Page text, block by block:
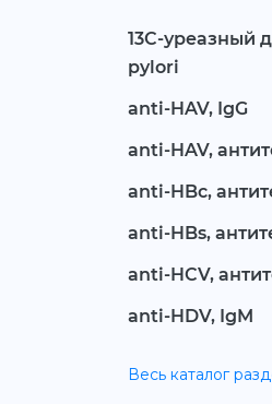
13С-уреазный
pylori
anti-HAV, IgG
anti-HAV,
anti-HBc,
anti-HBs,
anti-HCV,
anti-HDV, IgM
Весь каталог